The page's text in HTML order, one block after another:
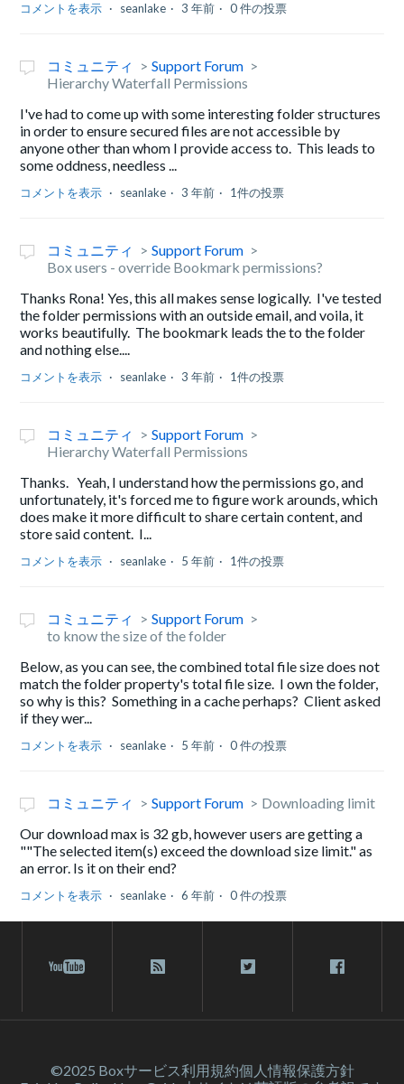
コメントを表示 seanlake 3 年前 0 件の投票
コミュニティ
Support Forum
Hierarchy Waterfall Permissions
I've had to come up with some interesting folder structures
in order to ensure secured files are not accessible by
anyone other than whom I provide access to. This leads to
some oddness, needless ...
コメントを表示 seanlake 3 年前 1件の投票
コミュニティ
Support Forum
Box users - override Bookmark permissions?
Thanks Rona! Yes, this all makes sense logically. I've tested
the folder permissions with an outside email, and voila, it
works beautifully. The bookmark leads the to the folder
and nothing else....
コメントを表示 seanlake 3 年前 1件の投票
コミュニティ
Support Forum
Hierarchy Waterfall Permissions
Thanks. Yeah, I understand how the permissions go, and
unfortunately, it's forced me to figure work arounds, which
does make it more difficult to share certain content, and
store said content. I...
コメントを表示 seanlake 5 年前 1件の投票
コミュニティ
Support Forum
to know the size of the folder
Below, as you can see, the combined total file size does not
match the folder property's total file size. I own the folder,
so why is this? Something in a cache perhaps? Client asked
if they wer...
コメントを表示 seanlake 5 年前 0 件の投票
コミュニティ Support Forum
Downloading limit
Our download max is 32 gb, however users are getting a
""The selected item(s) exceed the download size limit." as
an error. Is it on their end?
コメントを表示 seanlake 6 年前 0 件の投票
©2025 Boxサービス利⽤規約個人情報保護方針